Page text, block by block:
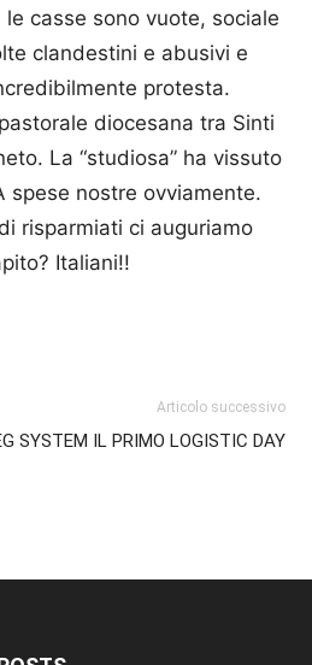
casse sono vuote, sociale
clandestini e abusivi e
protesta.
diocesana tra Sinti
La “studiosa” ha vissuto
spese nostre ovviamente.
risparmiati ci augu­riamo
Italiani!!
Articolo successivo
SYSTEM IL PRIMO LOGISTIC DAY